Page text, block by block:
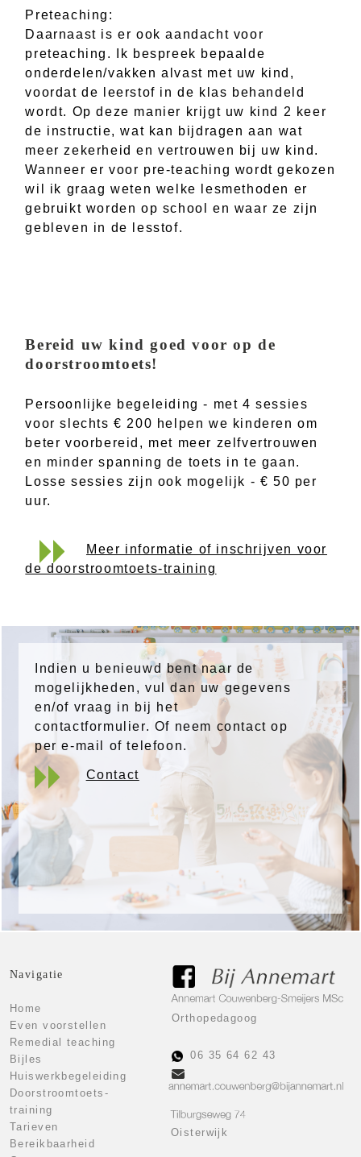
Preteaching:
Daarnaast is er ook aandacht voor
preteaching. Ik bespreek bepaalde
onderdelen/vakken alvast met uw kind,
voordat de leerstof in de klas behandeld
wordt. Op deze manier krijgt uw kind 2 keer
de instructie, wat kan bijdragen aan wat
meer zekerheid en vertrouwen bij uw kind.
Wanneer er voor pre-teaching wordt gekozen
wil ik graag weten welke lesmethoden er
gebruikt worden op school en waar ze zijn
gebleven in de lesstof.
Bereid uw kind goed voor op de
doorstroomtoets!
Persoonlijke begeleiding - met 4 sessies
voor slechts € 200 helpen we kinderen om
beter voorbereid, met meer zelfvertrouwen
en minder spanning de toets in te gaan.
Losse sessies zijn ook mogelijk - € 50 per
uur.
Meer informatie of inschrijven voor
de doorstroomtoets-training
Indien u benieuwd bent naar de
mogelijkheden, vul dan uw gegevens
en/of vraag in bij het
contactformulier. Of neem contact op
per e-mail of telefoon.
Contact
Klik hier voor de tarieven
Tarieven
Navigatie
Home
Even voorstellen
Remedial teaching
Bijles
Huiswerkbegeleiding
Doorstroomtoets-
training
Tarieven
Bereikbaarheid
Orthopedagoog
06 35 64 62 43
Oisterwijk